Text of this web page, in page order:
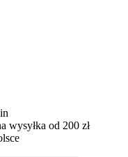
wysyłka od 200 zł